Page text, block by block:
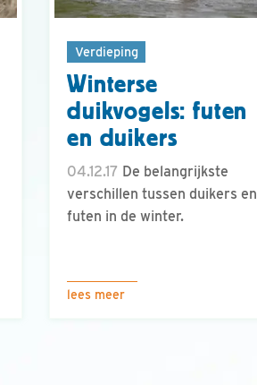
Verdieping
Winterse
duikvogels: futen
en duikers
04.12.17 De belangrijkste
verschillen tussen duikers en
futen in de winter.
lees meer